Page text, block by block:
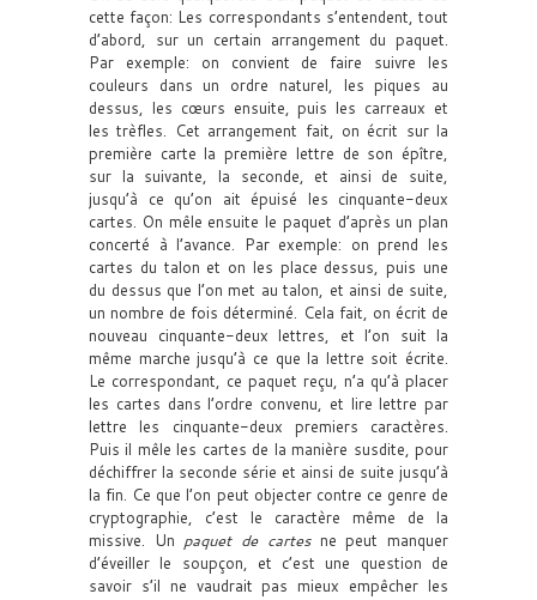
cette façon: Les correspondants s’entendent, tout
d’abord, sur un certain arrangement du paquet.
Par exemple: on convient de faire suivre les
couleurs dans un ordre naturel, les piques au
dessus, les cœurs ensuite, puis les carreaux et
les trèfles. Cet arrangement fait, on écrit sur la
première carte la première lettre de son épître,
sur la suivante, la seconde, et ainsi de suite,
jusqu’à ce qu’on ait épuisé les cinquante-deux
cartes. On mêle ensuite le paquet d’après un plan
concerté à l’avance. Par exemple: on prend les
cartes du talon et on les place dessus, puis une
du dessus que l’on met au talon, et ainsi de suite,
un nombre de fois déterminé. Cela fait, on écrit de
nouveau cinquante-deux lettres, et l’on suit la
même marche jusqu’à ce que la lettre soit écrite.
Le correspondant, ce paquet reçu, n’a qu’à placer
les cartes dans l’ordre convenu, et lire lettre par
lettre les cinquante-deux premiers caractères.
Puis il mêle les cartes de la manière susdite, pour
déchiffrer la seconde série et ainsi de suite jusqu’à
la fin. Ce que l’on peut objecter contre ce genre de
cryptographie, c’est le caractère même de la
missive. Un paquet de cartesne peut manquer
d’éveiller le soupçon, et c’est une question de
savoir s’il ne vaudrait pas mieux empêcher les